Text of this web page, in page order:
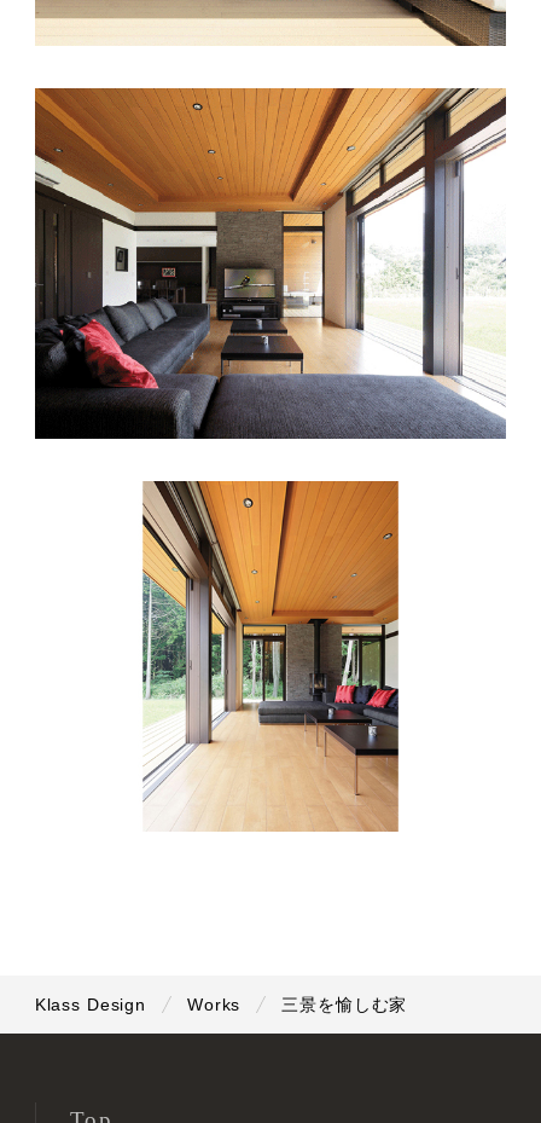
Klass Design Works 三景を愉しむ家